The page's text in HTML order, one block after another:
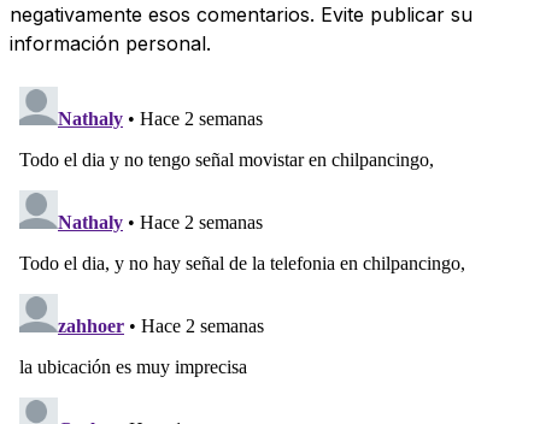
negativamente esos comentarios. Evite publicar su
información personal.